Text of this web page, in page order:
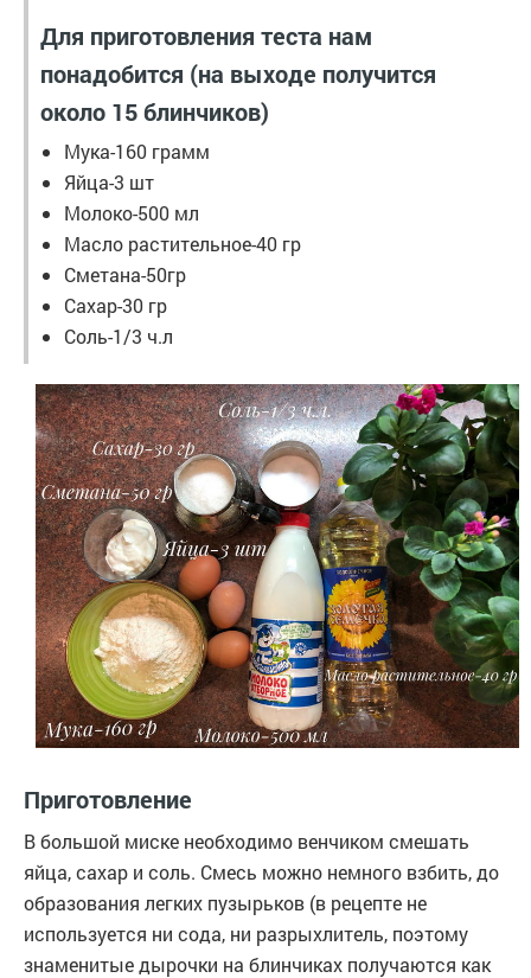
Для приготовления теста нам
понадобится (на выходе получится
около 15 блинчиков)
Мука-160 грамм
Яйца-3 шт
Молоко-500 мл
Масло растительное-40 гр
Сметана-50гр
Сахар-30 гр
Соль-1/3 ч.л
Приготовление
В большой миске необходимо венчиком смешать
яйца, сахар и соль. Смесь можно немного взбить, до
образования легких пузырьков (в рецепте не
используется ни сода, ни разрыхлитель, поэтому
знаменитые дырочки на блинчиках получаются как